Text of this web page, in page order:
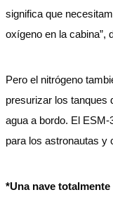
significa que
oxígeno en la cabina”,
Pero el nitrógeno
presurizar los tanques
agua a bordo. El ESM-
para los astronautas y
*Una nave